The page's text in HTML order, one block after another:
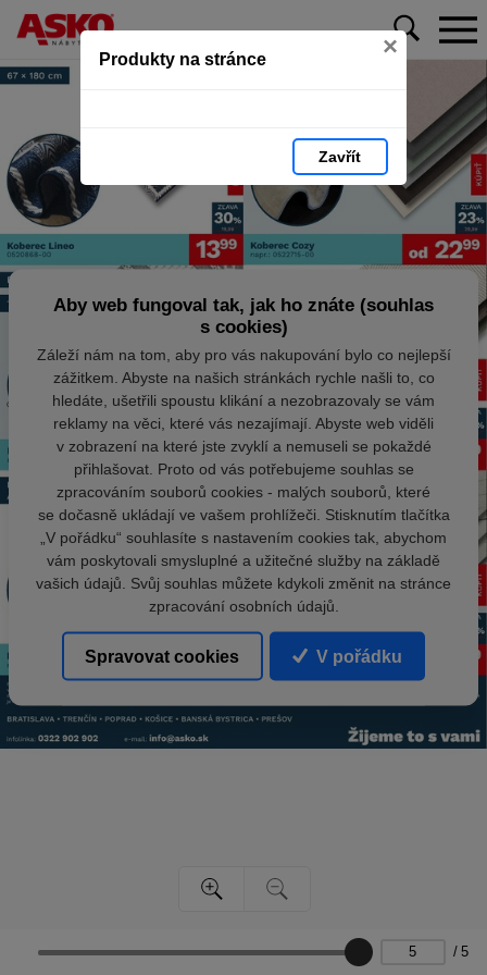
Produkty na stránce ×
Zavřít
/ 5
Aby web fungoval tak, jak ho znáte (souhlas
s cookies)
Záleží nám na tom, aby pro vás nakupování bylo co nejlepší
zážitkem. Abyste na našich stránkách rychle našli to, co
hledáte, ušetřili spoustu klikání a nezobrazovaly se vám
reklamy na věci, které vás nezajímají. Abyste web viděli
v zobrazení na které jste zvyklí a nemuseli se pokaždé
přihlašovat. Proto od vás potřebujeme souhlas se
zpracováním souborů cookies - malých souborů, které
se dočasně ukládají ve vašem prohlížeči. Stisknutím tlačítka
„V pořádku“ souhlasíte s nastavením cookies tak, abychom
vám poskytovali smysluplné a užitečné služby na základě
vašich údajů. Svůj souhlas můžete kdykoli změnit na stránce
zpracování osobních údajů.
Spravovat cookies V pořádku